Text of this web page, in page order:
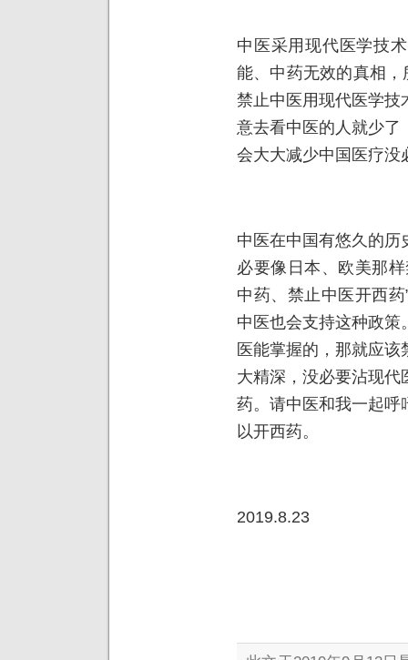
中医采用现代医学技
能、中药无效的真相，
禁止中医用现代医学技
意去看中医的人就少了
会大大减少中国医疗没
中医在中国有悠久的
必要像日本、欧美那
中药、禁止中医开西
中医也会支持这种政
医能掌握的，那就应
大精深，没必要沾现
药。请中医和我一起呼
以开西药。
2019.8.23